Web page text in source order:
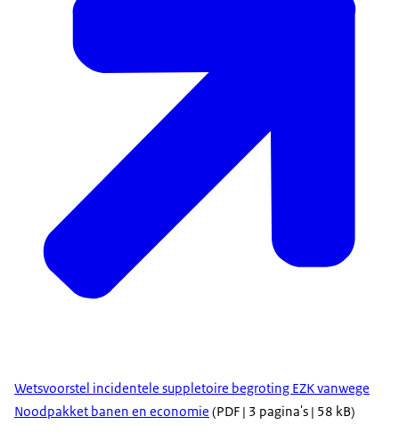
Wetsvoorstel incidentele suppletoire begroting EZK vanwege
Noodpakket banen en economie (PDF | 3 pagina's | 58 kB)